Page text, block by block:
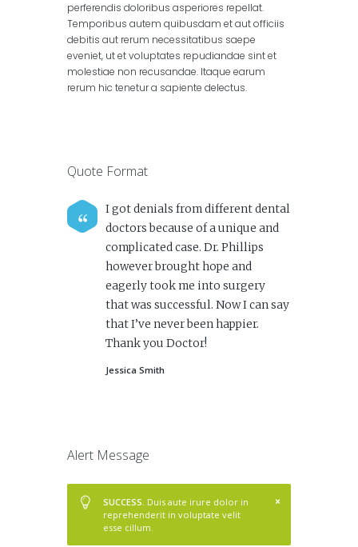
perferendis doloribus asperiores repellat.
Temporibus autem quibusdam et aut officiis
debitis aut rerum necessitatibus saepe
eveniet, ut et voluptates repudiandae sint et
molestiae non recusandae. Itaque earum
rerum hic tenetur a sapiente delectus.
Quote Format
I got denials from different dental
doctors because of a unique and
complicated case. Dr. Phillips
however brought hope and
eagerly took me into surgery
that was successful. Now I can say
that I’ve never been happier.
Thank you Doctor!
Jessica Smith
Alert Message
SUCCESS. Duis aute irure dolor in
reprehenderit in voluptate velit
esse cillum.